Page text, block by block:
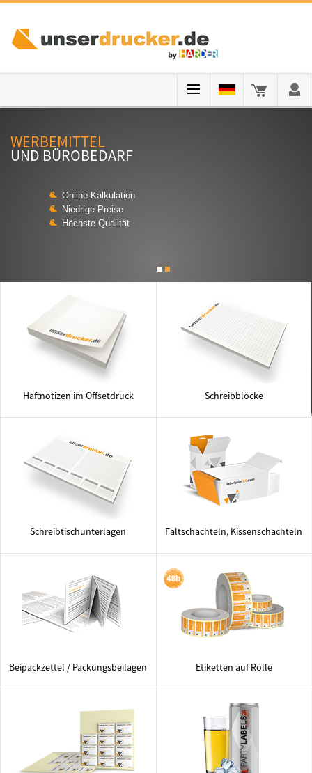
WERBEMITTEL
UND BÜROBEDARF
Online-Kalkulation
Niedrige Preise
Höchste Qualität
Haftnotizen im Offsetdruck Schreibblöcke
Schreibtischunterlagen Faltschachteln, Kissenschachteln
Beipackzettel / Packungsbeilagen Etiketten auf Rolle